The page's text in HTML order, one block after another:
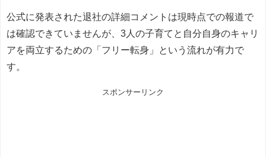
公式に発表された退社の詳細コメントは現時点での報道で
は確認できていませんが、3人の子育てと自分自身のキャリ
アを両立するための「フリー転身」という流れが有力で
す。
スポンサーリンク